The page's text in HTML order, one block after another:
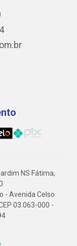
NS Fátima,
- Avenida Celso
03.063-000 -